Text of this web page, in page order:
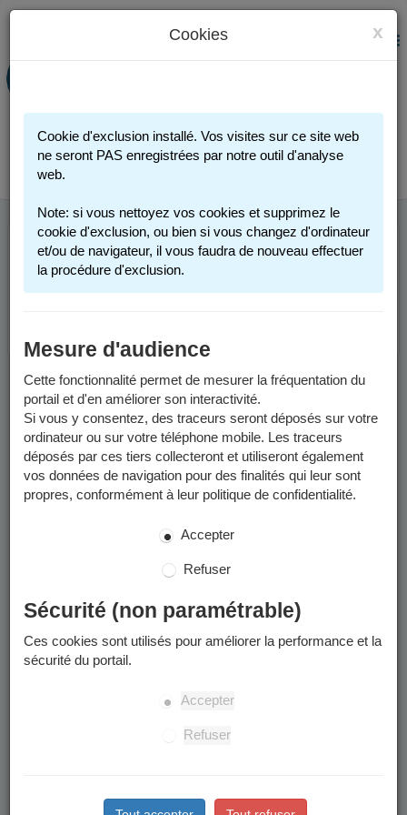
PORTAIL FAMILLE
Connexion
MENU
Cette page n'est plus accessible. Merci de votre
compréhension.
x
Cookies
Cookie d'exclusion installé. Vos visites sur ce site web
ne seront PAS enregistrées par notre outil d'analyse
web.
Note: si vous nettoyez vos cookies et supprimez le
cookie d'exclusion, ou bien si vous changez d'ordinateur
et/ou de navigateur, il vous faudra de nouveau effectuer
la procédure d'exclusion.
Mesure d'audience
Cette fonctionnalité permet de mesurer la fréquentation du
portail et d'en améliorer son interactivité.
Si vous y consentez, des traceurs seront déposés sur votre
ordinateur ou sur votre téléphone mobile. Les traceurs
déposés par ces tiers collecteront et utiliseront également
vos données de navigation pour des finalités qui leur sont
propres, conformément à leur politique de confidentialité.
Accepter
Refuser
Sécurité (non paramétrable)
Ces cookies sont utilisés pour améliorer la performance et la
sécurité du portail.
Accepter
Refuser